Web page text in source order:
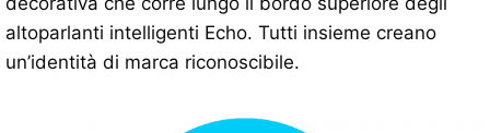
altoparlanti intelligenti Echo. Tutti insieme creano
un’identità di marca riconoscibile.